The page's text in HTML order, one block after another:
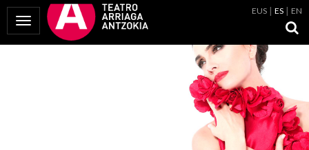
Mostrar Menú
EUS ES EN